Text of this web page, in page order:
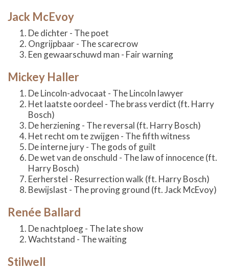
Jack McEvoy
De dichter - The poet
Ongrijpbaar - The scarecrow
Een gewaarschuwd man - Fair warning
Mickey Haller
De Lincoln-advocaat - The Lincoln lawyer
Het laatste oordeel - The brass verdict (ft. Harry
Bosch)
De herziening - The reversal (ft. Harry Bosch)
Het recht om te zwijgen - The fifth witness
De interne jury - The gods of guilt
De wet van de onschuld - The law of innocence (ft.
Harry Bosch)
Eerherstel - Resurrection walk (ft. Harry Bosch)
Bewijslast - The proving ground (ft. Jack McEvoy)
Renée Ballard
De nachtploeg - The late show
Wachtstand - The waiting
Stilwell